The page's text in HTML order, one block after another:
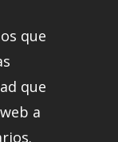
que
que
a